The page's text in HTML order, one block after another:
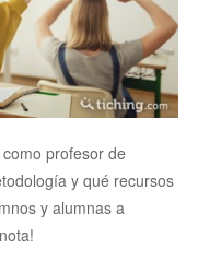
profesor de
y qué recursos
y alumnas a